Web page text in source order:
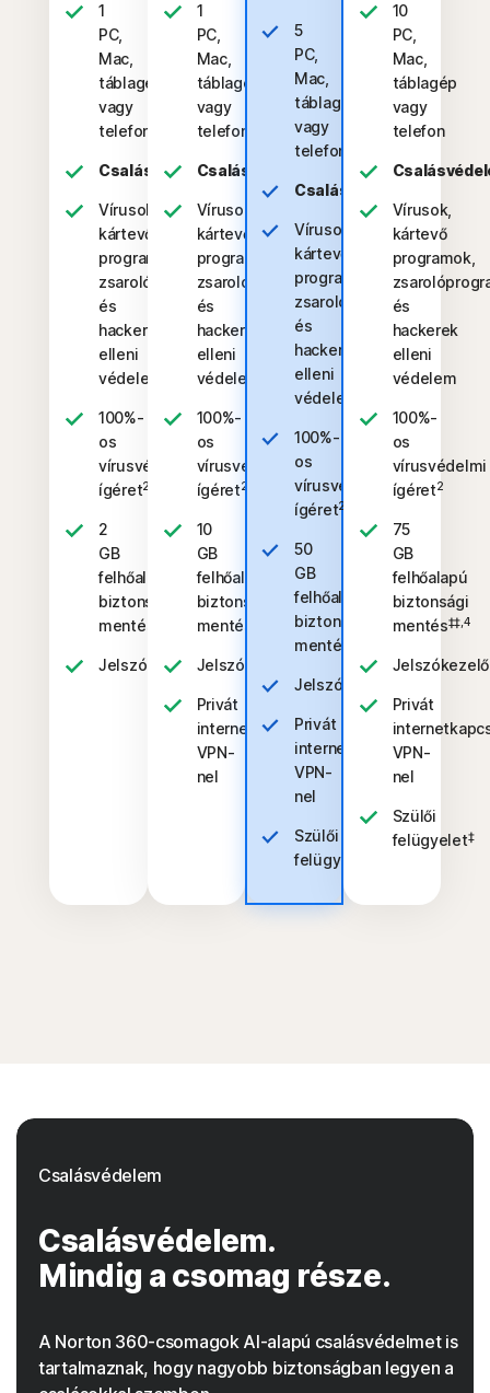
1
PC,
Mac,
táblagép
vagy
telefon
Csalásvédelem
Vírusok,
kártevő
programok,
zsarolóprogramok
és
hackerek
elleni
védelem
100%-
os
vírusvédelmi
ígéret2
2
GB
felhőalapú
biztonsági
mentés
Jelszókezelő
1
PC,
Mac,
táblagép
vagy
telefon
Csalásvédelem
Vírusok,
kártevő
programok,
zsarolóprogramok
és
hackerek
elleni
védelem
100%-
os
vírusvédelmi
ígéret2
10
GB
felhőalapú
biztonsági
mentés
Jelszókezelő
Privát
internetkapcsolat
VPN-
nel
5
PC,
Mac,
táblagép
vagy
telefon
Csalásvédelem
Vírusok,
kártevő
programok,
zsarolóprogramok
és
hackerek
elleni
védelem
100%-
os
vírusvédelmi
ígéret2
50
GB
felhőalapú
biztonsági
mentés
Jelszókezelő
Privát
internetkapcsolat
VPN-
nel
Szülői
felügyelet
10
PC,
Mac,
táblagép
vagy
telefon
Vírusok,
kártevő
programok,
és
hackerek
elleni
védelem
100%-
os
vírusvédelmi
ígéret2
75
GB
felhőalapú
biztonsági
mentés‡‡,4
Jelszókezelő
Privát
VPN-
nel
Szülői
felügyelet‡
Csalásvédelem
Csalásvédelem.
Mindig a csomag része.
A Norton 360-csomagok AI-alapú csalásvédelmet is
tartalmaznak, hogy nagyobb biztonságban legyen a